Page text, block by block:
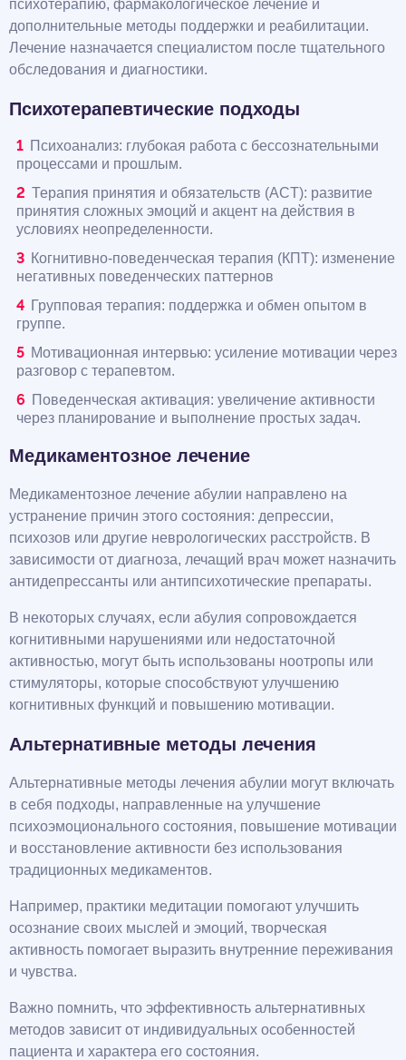
психотерапию, фармакологическое лечение и
дополнительные методы поддержки и реабилитации.
Лечение назначается специалистом после тщательного
обследования и диагностики.
Психотерапевтические подходы
Психоанализ: глубокая работа с бессознательными
процессами и прошлым.
Терапия принятия и обязательств (ACT): развитие
принятия сложных эмоций и акцент на действия в
условиях неопределенности.
Когнитивно-поведенческая терапия (КПТ): изменение
негативных поведенческих паттернов
Групповая терапия: поддержка и обмен опытом в
группе.
Мотивационная интервью: усиление мотивации через
разговор с терапевтом.
Поведенческая активация: увеличение активности
через планирование и выполнение простых задач.
Медикаментозное лечение
Медикаментозное лечение абулии направлено на
устранение причин этого состояния: депрессии,
психозов или другие неврологических расстройств. В
зависимости от диагноза, лечащий врач может назначить
антидепрессанты или антипсихотические препараты.
В некоторых случаях, если абулия сопровождается
когнитивными нарушениями или недостаточной
активностью, могут быть использованы ноотропы или
стимуляторы, которые способствуют улучшению
когнитивных функций и повышению мотивации.
Альтернативные методы лечения
Альтернативные методы лечения абулии могут включать
в себя подходы, направленные на улучшение
психоэмоционального состояния, повышение мотивации
и восстановление активности без использования
традиционных медикаментов.
Например, практики медитации помогают улучшить
осознание своих мыслей и эмоций, творческая
активность помогает выразить внутренние переживания
и чувства.
Важно помнить, что эффективность альтернативных
методов зависит от индивидуальных особенностей
пациента и характера его состояния.